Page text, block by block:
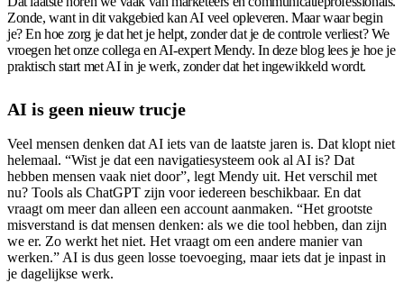
Zonde, want in dit vakgebied kan AI veel opleveren. Maar waar begin
je? En hoe zorg je dat het je helpt, zonder dat je de controle verliest? We
vroegen het onze collega en AI-expert Mendy. In deze blog lees je hoe je
praktisch start met AI in je werk, zonder dat het ingewikkeld wordt.
AI is geen nieuw trucje
Veel mensen denken dat AI iets van de laatste jaren is. Dat klopt niet
helemaal. “Wist je dat een navigatiesysteem ook al AI is? Dat
hebben mensen vaak niet door”, legt Mendy uit. Het verschil met
nu? Tools als ChatGPT zijn voor iedereen beschikbaar. En dat
vraagt om meer dan alleen een account aanmaken. “Het grootste
misverstand is dat mensen denken: als we die tool hebben, dan zijn
we er. Zo werkt het niet. Het vraagt om een andere manier van
werken.” AI is dus geen losse toevoeging, maar iets dat je inpast in
je dagelijkse werk.